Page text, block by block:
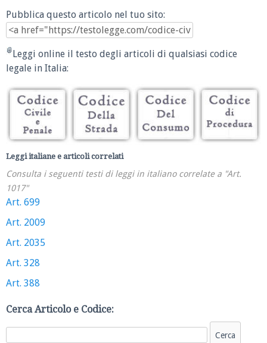
Pubblica questo articolo nel tuo sito:
Leggi online il testo degli articoli di qualsiasi codice
legale in Italia:
Leggi italiane e articoli correlati
Consulta i seguenti testi di leggi in italiano correlate a "Art.
1017"
Art. 699
Art. 2009
Art. 2035
Art. 328
Art. 388
Cerca Articolo e Codice: